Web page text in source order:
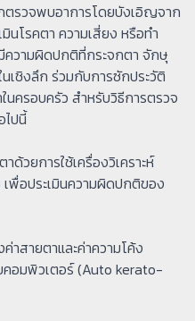
รวจพบอาการโดยบังเอิญจาก
นโรคตา ความเสี่ยง หรือทำ
วามผิดปกติที่กระจกตา จักษุ
เชิงลึก ร่วมกับการซักประวัติ
นครอบครัว สำหรับวิธีการตรวจ
ไปนี้
วยการใช้เครื่องวิเคราะห์
พื่อประเมินความผิดปกติของ
สายตาและค่าความโค้ง
คอมพิวเตอร์ (Auto kerato-